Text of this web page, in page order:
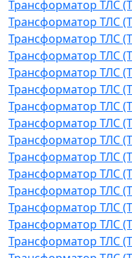
Трансформатор ТЛС
Трансформатор ТЛС
Трансформатор ТЛС
Трансформатор ТЛС
Трансформатор ТЛС
Трансформатор ТЛС
Трансформатор ТЛС
Трансформатор ТЛС
Трансформатор ТЛС
Трансформатор ТЛС
Трансформатор ТЛС
Трансформатор ТЛС
Трансформатор ТЛС
Трансформатор ТЛС
Трансформатор ТЛС